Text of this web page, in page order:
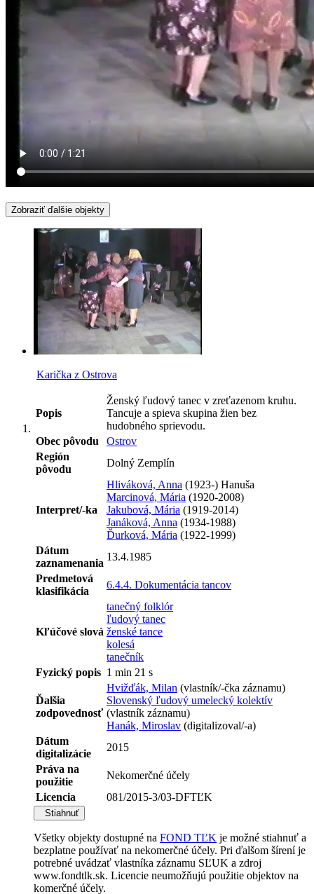
Zobraziť ďalšie objekty
Karička z Ostrova
Popis
Ženský ľudový tanec v zreťazenom kruhu.
Tancuje a spieva skupina žien bez
hudobného sprievodu.
Obec pôvodu
Ostrov
Región
pôvodu
Dolný Zemplín
Interpret/-ka
Hliváková, Anna (1923-) Hanuša
Marcinová, Mária (1920-2008)
Jakubová, Mária (1919-2014)
Janáková, Anna (1934-1988)
Ďurková, Mária (1922-1999)
Dátum
zaznamenania
13.4.1985
Predmetová
klasifikácia
6.4.4. Dokumentácia tancov
Kľúčové slová
tanečný folklór
ľudový tanec
ženské tance
kolesá
tanečník
Fyzický popis 1 min 21 s
Ďalšia
zodpovednosť
Hvižďák, Milan (vlastník/-čka záznamu)
Slovenský ľudový umelecký kolektív
(vlastník záznamu)
Hanák, Miroslav (digitalizoval/-a)
Dátum
digitalizácie
2015
Práva na
použitie
Nekomerčné účely
Licencia
081/2015-3/03-DFTĽK
Stiahnuť
Všetky objekty dostupné na FOND TĽK je možné stiahnuť a
bezplatne používať na nekomerčné účely. Pri ďalšom šírení je
potrebné uvádzať vlastníka záznamu SĽUK a zdroj
www.fondtlk.sk. Licencie neumožňujú použitie objektov na
komerčné účely.